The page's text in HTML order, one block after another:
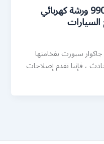
كراج جاكوار سبورت 99007366 ورشة كهربائي
سبورت بفخامتها
، فإننا نقدم إصلاحات